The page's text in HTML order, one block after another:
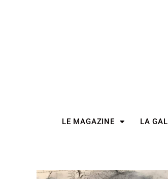
LE MAGAZINE LA